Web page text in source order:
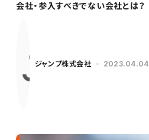
会社・参入すべきでない会社とは？
ジャンプ株式会社 2023.04.04